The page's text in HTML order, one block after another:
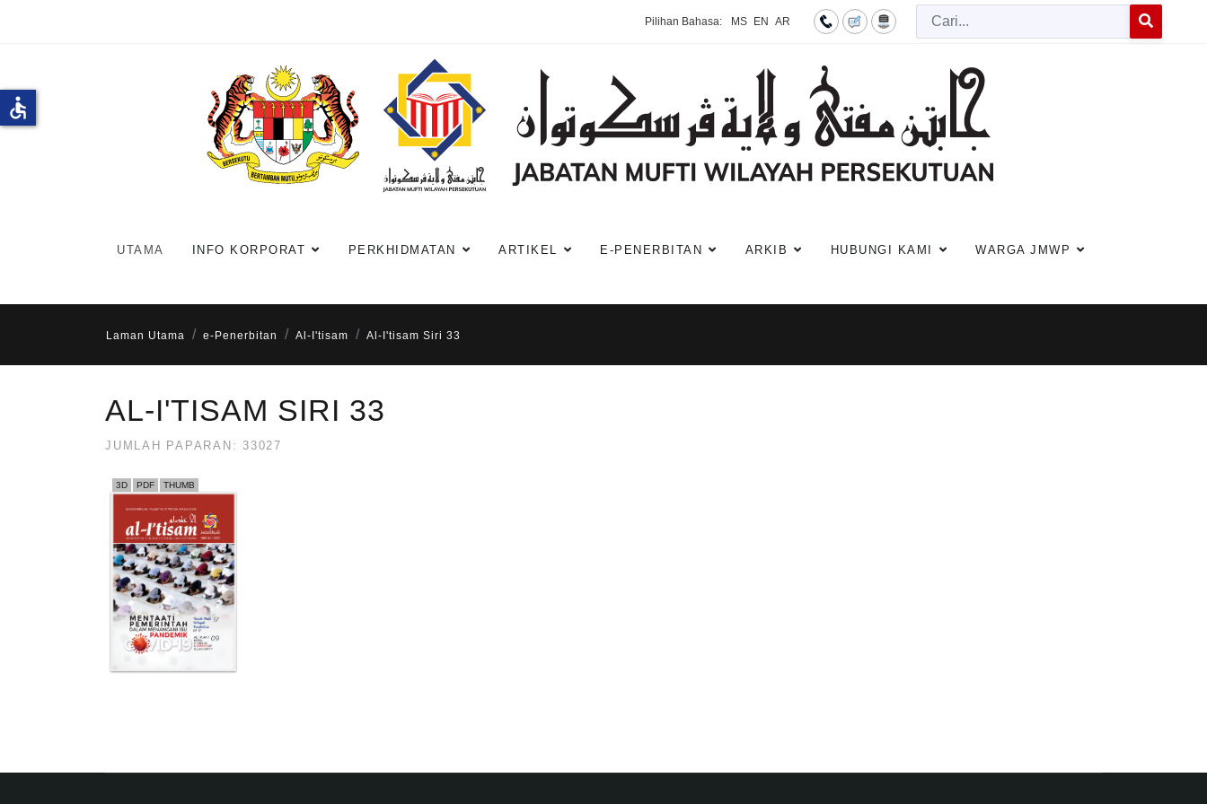
Pilihan Bahasa: MS EN AR
Cari
UTAMA INFO KORPORAT PERKHIDMATAN ARTIKEL E-PENERBITAN ARKIB HUBUNGI KAMI WARGA JMWP
Laman Utama e-Penerbitan Al-I'tisam Al-I'tisam Siri 33
AL-I'TISAM SIRI 33
JUMLAH PAPARAN: 33027
3D PDF THUMB
accessible